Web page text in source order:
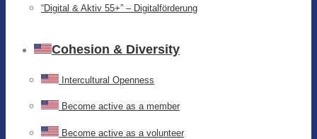
“Digital & Aktiv 55+” – Digitalförderung
Cohesion & Diversity
Intercultural Openness
Become active as a member
Become active as a volunteer